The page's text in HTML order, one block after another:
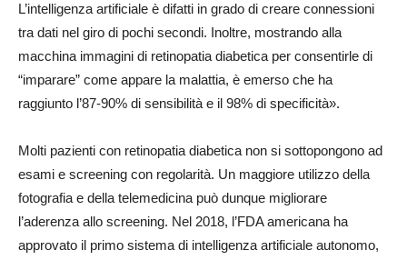
L’intelligenza artificiale è difatti in grado di creare connessioni
tra dati nel giro di pochi secondi. Inoltre, mostrando alla
macchina immagini di retinopatia diabetica per consentirle di
“imparare” come appare la malattia, è emerso che ha
raggiunto l’87-90% di sensibilità e il 98% di specificità».
Molti pazienti con retinopatia diabetica non si sottopongono ad
esami e screening con regolarità. Un maggiore utilizzo della
fotografia e della telemedicina può dunque migliorare
l’aderenza allo screening. Nel 2018, l’FDA americana ha
approvato il primo sistema di intelligenza artificiale autonomo,